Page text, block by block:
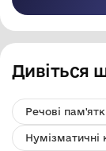
Дивіться
Речові
Нумізматичні